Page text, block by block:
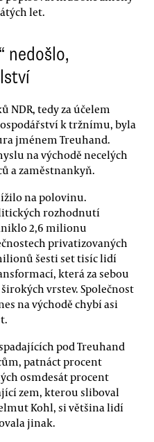
let.
nedošlo,
NDR, tedy za účelem
k tržnímu, byla
jménem Treuhand.
na východě necelých
a zaměstnankyň.
na polovinu.
rozhodnutí
2,6 milionu
privatizovaných
šesti set tisíc lidí
která za sebou
vrstev. Společnost
na východě chybí asi
pod Treuhand
patnáct procent
osmdesát procent
zem, kterou sliboval
Kohl, si většina lidí
jinak.